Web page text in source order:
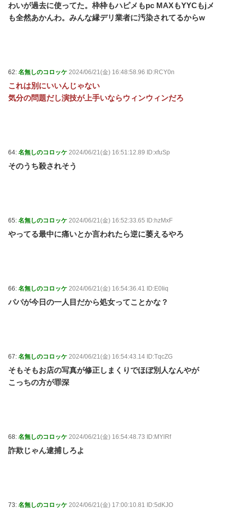
わいが過去に使ってた。枠枠もハピメもpc MAXもYYCもjメ
も全然あかんわ。みんな縁デリ業者に汚染されてるからw
62: 名無しのコロッケ 2024/06/21(金) 16:48:58.96 ID:RCY0n
これは別にいいんじゃない
気分の問題だし演技が上手いならウィンウィンだろ
64: 名無しのコロッケ 2024/06/21(金) 16:51:12.89 ID:xfuSp
そのうち殺されそう
65: 名無しのコロッケ 2024/06/21(金) 16:52:33.65 ID:hzMxF
やってる最中に痛いとか言われたら逆に萎えるやろ
66: 名無しのコロッケ 2024/06/21(金) 16:54:36.41 ID:E0Iiq
パパが今日の一人目だから処女ってことかな？
67: 名無しのコロッケ 2024/06/21(金) 16:54:43.14 ID:TqcZG
そもそもお店の写真が修正しまくりでほぼ別人なんやが
こっちの方が罪深
68: 名無しのコロッケ 2024/06/21(金) 16:54:48.73 ID:MYlRf
詐欺じゃん逮捕しろよ
73: 名無しのコロッケ 2024/06/21(金) 17:00:10.81 ID:5dKJO